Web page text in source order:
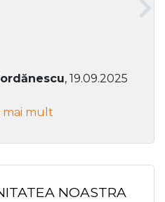
, 19.09.2025
mai mult
NOASTRA